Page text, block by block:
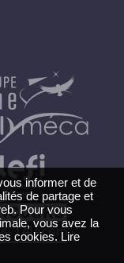
informer et de
de partage et
Pour vous
vous avez la
cookies. Lire